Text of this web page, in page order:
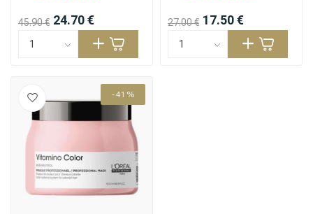
Umformung
45.90 € 24.70 € 27.00 € 17.50 €
-41%